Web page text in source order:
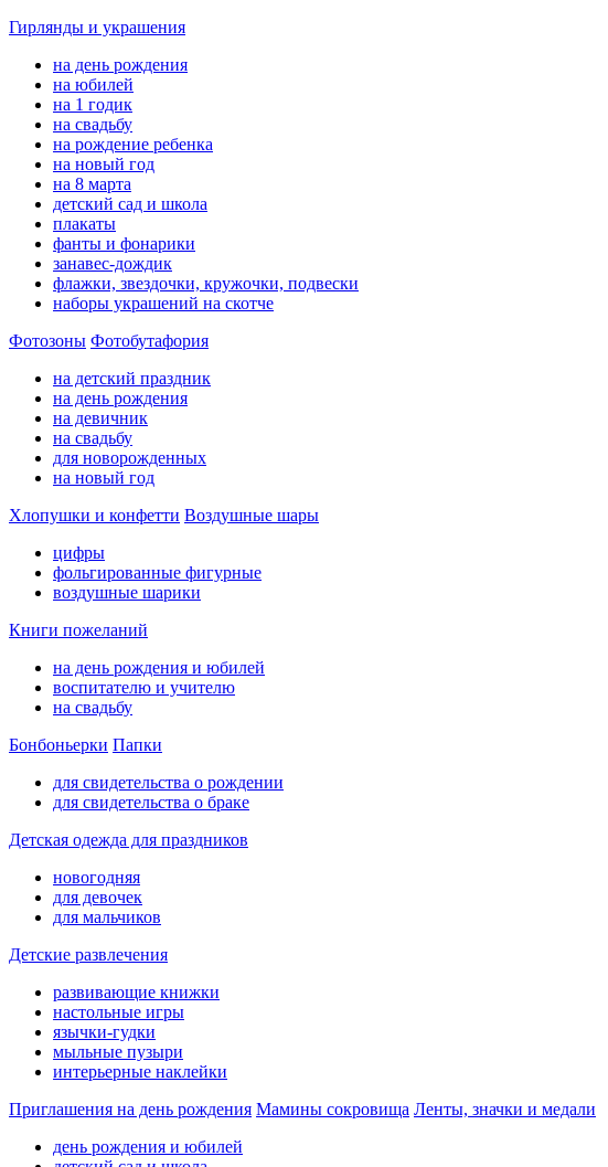
Гирлянды и украшения
на день рождения
на юбилей
на 1 годик
на свадьбу
на рождение ребенка
на новый год
на 8 марта
детский сад и школа
плакаты
фанты и фонарики
занавес-дождик
флажки, звездочки, кружочки, подвески
наборы украшений на скотче
Фотозоны Фотобутафория
на детский праздник
на день рождения
на девичник
на свадьбу
для новорожденных
на новый год
Хлопушки и конфетти Воздушные шары
цифры
фольгированные фигурные
воздушные шарики
Книги пожеланий
на день рождения и юбилей
воспитателю и учителю
на свадьбу
Бонбоньерки Папки
для свидетельства о рождении
для свидетельства о браке
Детская одежда для праздников
новогодняя
для девочек
для мальчиков
Детские развлечения
развивающие книжки
настольные игры
язычки-гудки
мыльные пузыри
интерьерные наклейки
Приглашения на день рождения Мамины сокровища Ленты, значки и медали
день рождения и юбилей